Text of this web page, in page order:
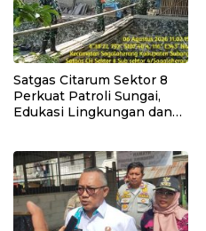
Satgas Citarum Sektor 8
Perkuat Patroli Sungai,
Edukasi Lingkungan dan